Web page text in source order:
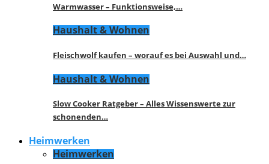
Warmwasser – Funktionsweise,…
Haushalt & Wohnen
Fleischwolf kaufen – worauf es bei Auswahl und…
Haushalt & Wohnen
Slow Cooker Ratgeber – Alles Wissenswerte zur
schonenden…
Heimwerken
Heimwerken